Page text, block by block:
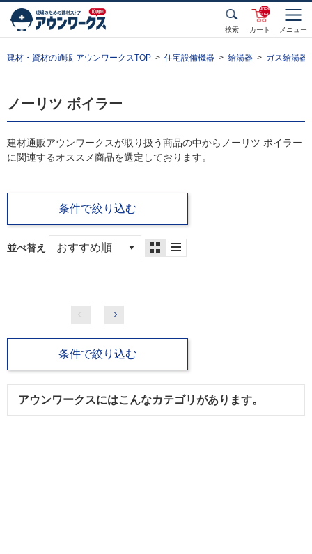
検索 カート
unde
fined
メニュー
建材・資材の通販 アウンワークスTOP 住宅設備機器 給湯器 ガス給湯器
ノーリツ ボイラー
建材通販アウンワークスが取り扱う商品の中からノーリツ ボイラー
に関連するオススメ商品を選定しております。
条件で絞り込む
並べ替え
条件で絞り込む
アウンワークスにはこんなカテゴリがあります。